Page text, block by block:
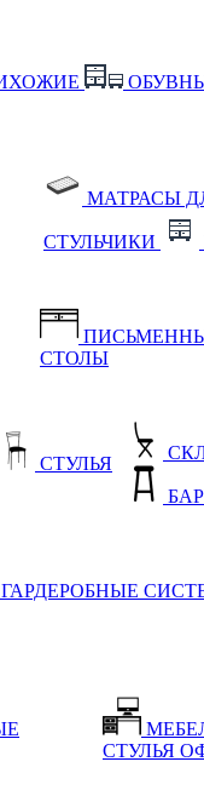
МАТРАСЫ
СТУЛЬЧИКИ
СТОЛЫ
СТУЛЬЯ
ГАРДЕРОБНЫЕ
СТУЛЬЯ